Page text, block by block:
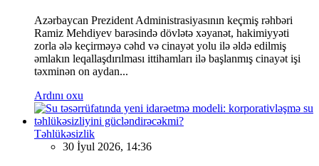
Azərbaycan Prezident Administrasiyasının keçmiş rəhbəri
Ramiz Mehdiyev barəsində dövlətə xəyanət, hakimiyyəti
zorla ələ keçirməyə cəhd və cinayət yolu ilə əldə edilmiş
əmlakın leqallaşdırılması ittihamları ilə başlanmış cinayət işi
təxminən on aydan...
Ardını oxu
Təhlükəsizlik
30 İyul 2026, 14:36